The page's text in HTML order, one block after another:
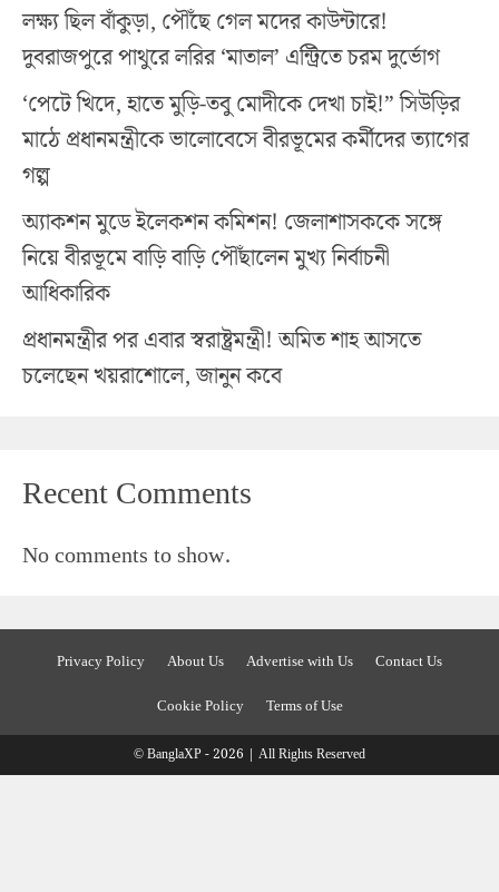
লক্ষ্য ছিল বাঁকুড়া, পৌঁছে গেল মদের কাউন্টারে!
দুবরাজপুরে পাথুরে লরির ‘মাতাল’ এন্ট্রিতে চরম দুর্ভোগ
‘পেটে খিদে, হাতে মুড়ি-তবু মোদীকে দেখা চাই!” সিউড়ির
মাঠে প্রধানমন্ত্রীকে ভালোবেসে বীরভূমের কর্মীদের ত্যাগের
গল্প
অ্যাকশন মুডে ইলেকশন কমিশন! জেলাশাসককে সঙ্গে
নিয়ে বীরভূমে বাড়ি বাড়ি পৌঁছালেন মুখ্য নির্বাচনী
আধিকারিক
প্রধানমন্ত্রীর পর এবার স্বরাষ্ট্রমন্ত্রী! অমিত শাহ আসতে
চলেছেন খয়রাশোলে, জানুন কবে
Recent Comments
No comments to show.
Privacy Policy About Us Advertise with Us
Contact Us
Cookie Policy
Terms of Use
© BanglaXP - 2026 | All Rights Reserved